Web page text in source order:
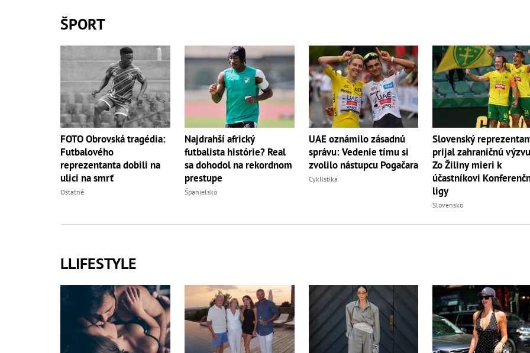
ŠPORT
FOTO Obrovská tragédia:
Futbalového
reprezentanta dobili na
ulici na smrť
Ostatné
Najdrahší africký
futbalista histórie? Real
sa dohodol na rekordnom
prestupe
Španielsko
UAE oznámilo zásadnú
správu: Vedenie tímu si
zvolilo nástupcu Pogačara
Cyklistika
Slovenský
prijal zahraničnú
Zo Žiliny mieri k
účastníkovi
ligy
Slovensko
LLIFESTYLE